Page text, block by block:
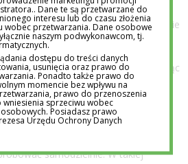
obecnością a kontrolą – takiej,
bezpieczeństwa, ale jednocześnie nie
i zdobywania własnych
uważnie towarzyszy dziecku, reagując
potrzebne. Daje mu prawo do
go w każdej sytuacji i pozwala
zasadach. Z kolei
się w stałym kontrolowaniu,
i przejmowaniu inicjatywy tam,
samodzielnie. W takiej
Dane te są przetwarzane do
interesu lub do czasu złożenia
wobec przetwarzania. Dane osobowe
naszym podwykonawcom, tj.
dostępu do treści danych
usunięcia oraz prawo do
Ponadto także prawo do
momencie bez wpływu na
prawo do przenoszenia
sprzeciwu wobec
Posiadasz prawo
Urzędu Ochrony Danych